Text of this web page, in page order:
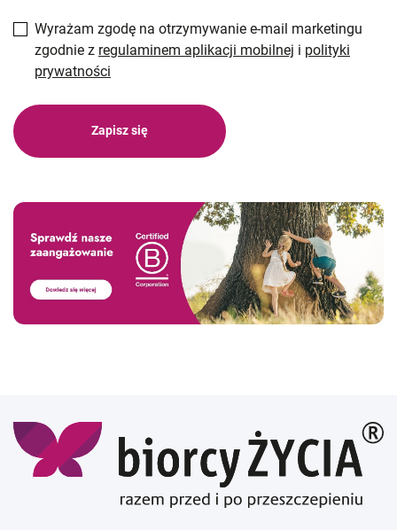
Wyrażam zgodę na otrzymywanie e-mail marketingu
zgodnie z regulaminem aplikacji mobilnej i polityki
prywatności
Zapisz się